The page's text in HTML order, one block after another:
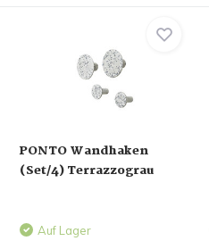
PONTO Wandhaken
(Set/4) Terrazzograu
Auf Lager